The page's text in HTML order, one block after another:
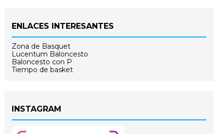
ENLACES INTERESANTES
Zona de Basquet
Lucentum Baloncesto
Baloncesto con P
Tiempo de basket
INSTAGRAM